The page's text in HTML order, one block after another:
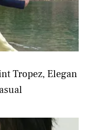
Tropez, Elegan